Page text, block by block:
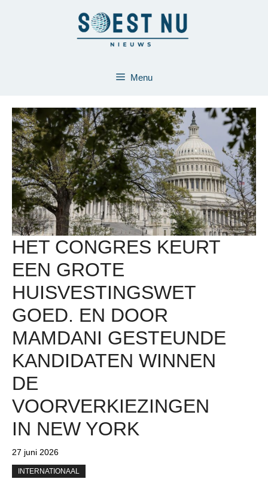
Menu
HET CONGRES KEURT
EEN GROTE
HUISVESTINGSWET
GOED. EN DOOR
MAMDANI GESTEUNDE
KANDIDATEN WINNEN
DE
VOORVERKIEZINGEN
IN NEW YORK
27 juni 2026
INTERNATIONAAL